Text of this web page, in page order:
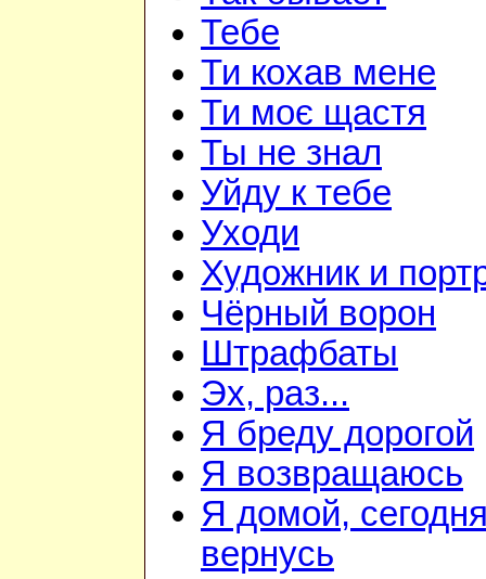
Тебе
Ти кохав мене
Ти моє щастя
Ты не знал
Уйду к тебе
Уходи
Художник и
Чёрный ворон
Штрафбаты
Эх, раз...
Я бреду дорогой
Я возвращаюсь
Я домой,
вернусь